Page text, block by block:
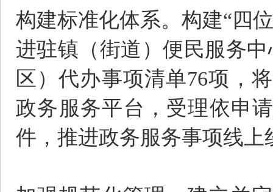
构建标准化体系。构建“四
进驻镇（街道）便民服务
区）代办事项清单76项，
政务服务平台，受理依申
件，推进政务服务事项线上